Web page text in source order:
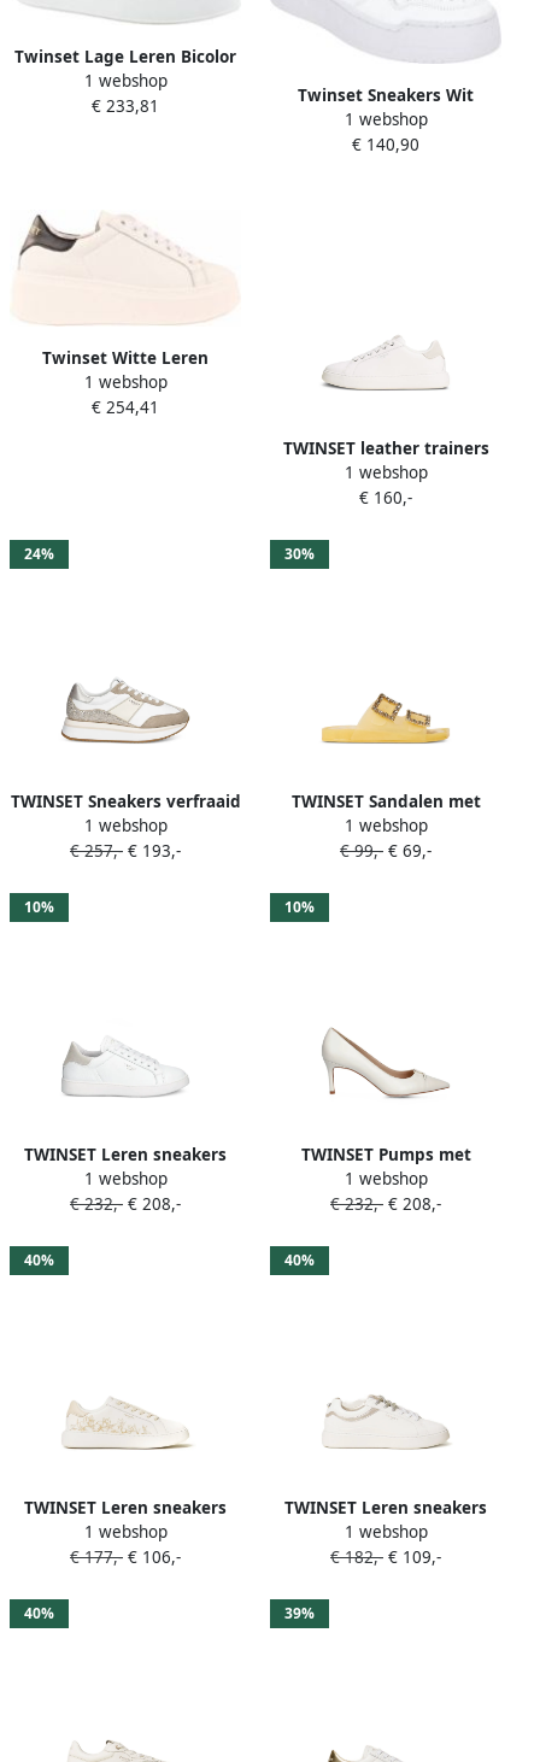
Twinset Lage Leren Bicolor
Sneakers Multicolor Dames
1 webshop
€ 233,81
Twinset Sneakers Wit
Dames
1 webshop
€ 140,90
Twinset Witte Leren
Sneaker White Dames
1 webshop
€ 254,41
TWINSET leather trainers
Wit
1 webshop
€ 160,-
24%
TWINSET Sneakers verfraaid
met glitter Wit
1 webshop
€ 257,- € 193,-
30%
TWINSET Sandalen met
juwelen gespen Wit
1 webshop
€ 99,- € 69,-
10%
TWINSET Leren sneakers
met vlakken Wit
1 webshop
€ 232,- € 208,-
10%
TWINSET Pumps met
puntige neus Wit
1 webshop
€ 232,- € 208,-
40%
TWINSET Leren sneakers
met klittenband en
geborduurde bloemen Wit
1 webshop
€ 177,- € 106,-
40%
TWINSET Leren sneakers
Wit
1 webshop
€ 182,- € 109,-
40% 39%